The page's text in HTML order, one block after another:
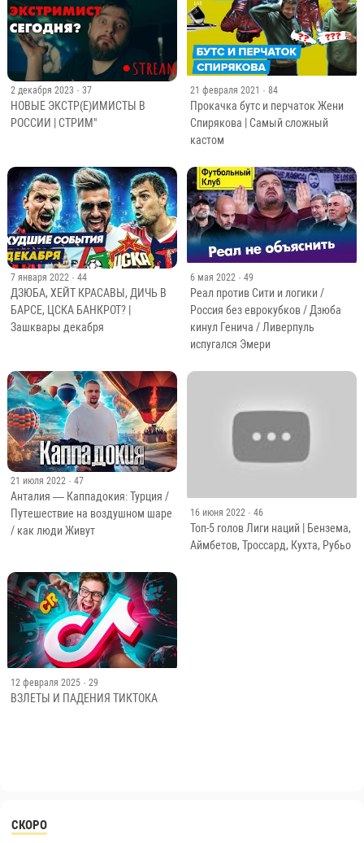
2 декабря 2023 · 37
НОВЫЕ ЭКСТР(Е)ИМИСТЫ В
РОССИИ | СТРИМ"
21 февраля 2021 · 84
Прокачка бутс и перчаток Жени
Спирякова | Самый сложный
кастом
7 января 2022 · 44
ДЗЮБА, ХЕЙТ КРАСАВЫ, ДИЧЬ В
БАРСЕ, ЦСКА БАНКРОТ? |
Зашквары декабря
6 мая 2022 · 49
Реал против Сити и логики /
Россия без еврокубков / Дзюба
кинул Генича / Ливерпуль
испугался Эмери
21 июля 2022 · 47
Анталия — Каппадокия: Турция /
Путешествие на воздушном шаре
/ как люди Живут
16 июня 2022 · 46
Топ-5 голов Лиги наций | Бензема,
Аймбетов, Троссард, Кухта, Рубьо
12 февраля 2025 · 29
ВЗЛЕТЫ И ПАДЕНИЯ ТИКТОКА
СКОРО